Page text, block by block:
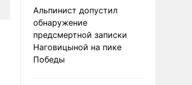
Альпинист допустил
обнаружение
предсмертной записки
Наговицыной на пике
Победы